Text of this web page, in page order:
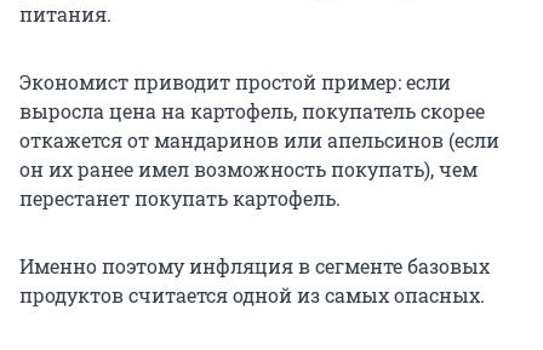
питания.
Экономист приводит простой пример: если
выросла цена на картофель, покупатель скорее
откажется от мандаринов или апельсинов (если
он их ранее имел возможность покупать), чем
перестанет покупать картофель.
Именно поэтому инфляция в сегменте базовых
продуктов считается одной из самых опасных.